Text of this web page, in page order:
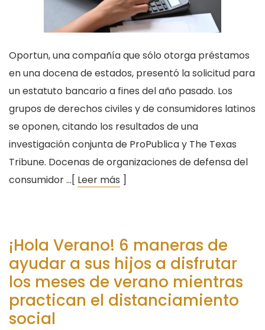
Oportun, una compañía que sólo otorga préstamos
en una docena de estados, presentó la solicitud para
un estatuto bancario a fines del año pasado. Los
grupos de derechos civiles y de consumidores latinos
se oponen, citando los resultados de una
investigación conjunta de ProPublica y The Texas
Tribune. Docenas de organizaciones de defensa del
consumidor …[ Leer más ]
¡Hola Verano! 6 maneras de
ayudar a sus hijos a disfrutar
los meses de verano mientras
practican el distanciamiento
social